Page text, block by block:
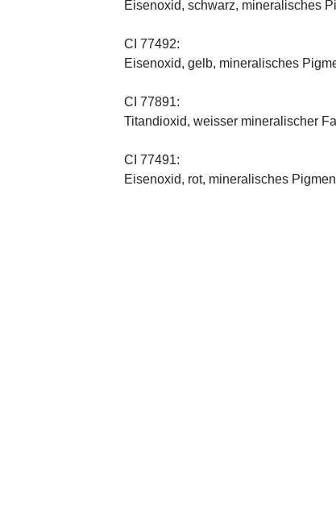
Eisenoxid, schwarz, mineralisches
CI 77492:
Eisenoxid, gelb, mineralisches
CI 77891:
Titandioxid, weisser mineralischer
CI 77491:
Eisenoxid, rot, mineralisches